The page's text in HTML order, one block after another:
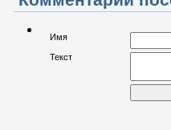
Имя
Текст